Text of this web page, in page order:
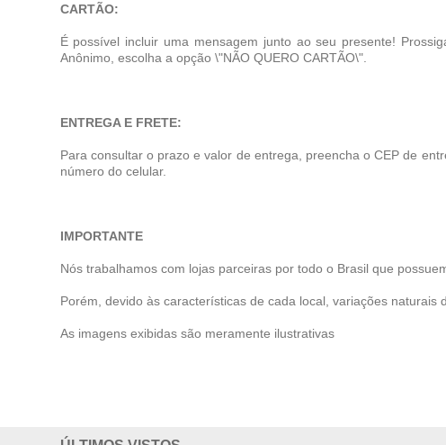
CARTÃO:
É possível incluir uma mensagem junto ao seu presente!
Anônimo, escolha a opção \"NÃO QUERO CARTÃO\".
ENTREGA E FRETE:
Para consultar o prazo e valor de entrega, preencha o CEP de
número do celular.
IMPORTANTE
Nós trabalhamos com lojas parceiras por todo o Brasil que
Porém, devido às características de cada local, variações
As imagens exibidas são meramente ilustrativas